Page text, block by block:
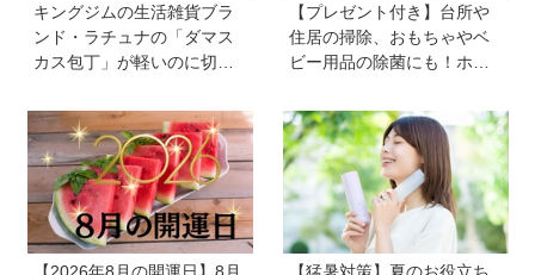
キングジムの生活雑貨ブラ
ンド・ラチュナの「ダマス
カス包丁」が軽いのに切れ
スから卒業【プレゼントあ
り】
【プレゼント付き】台所や
住居の掃除、おもちゃやベ
ビー用品の除菌にも！ホタ
ーナー「Shell we clean?」
【2026年8月の開運日】8月
【猛暑対策】夏のお役立ち